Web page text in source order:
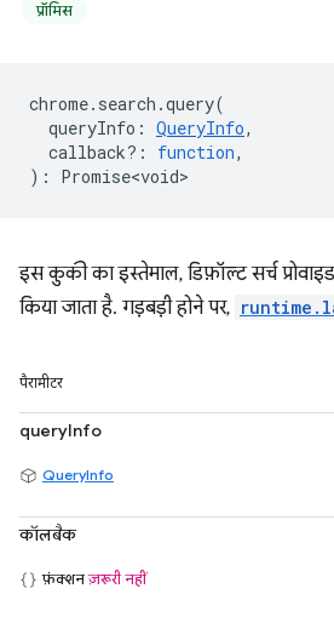
प्रॉमिस
chrome. search .query(
queryInfo : QueryInfo,
callback? : function,
) : Promise<void>
इस कुकी का इस्तेमाल, डिफ़ॉल्ट सर्च
किया जाता है. गड़बड़ी होने पर,
पैरामीटर
queryInfo
QueryInfo
कॉलबैक
फ़ंक्शनज़रूरी नहीं